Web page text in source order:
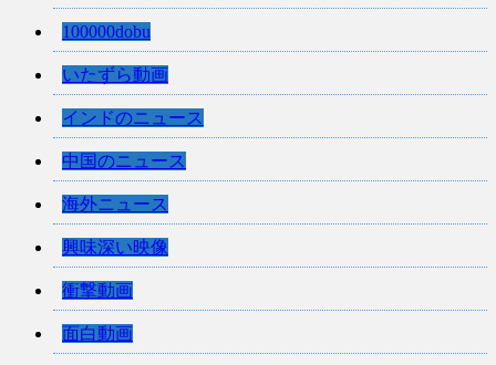
100000dobu
いたずら動画
インドのニュース
中国のニュース
海外ニュース
興味深い映像
衝撃動画
面白動画